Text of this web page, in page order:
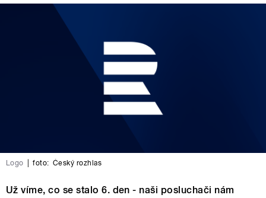
Logo foto: Český rozhlas
Už víme, co se stalo 6. den - naši posluchači nám